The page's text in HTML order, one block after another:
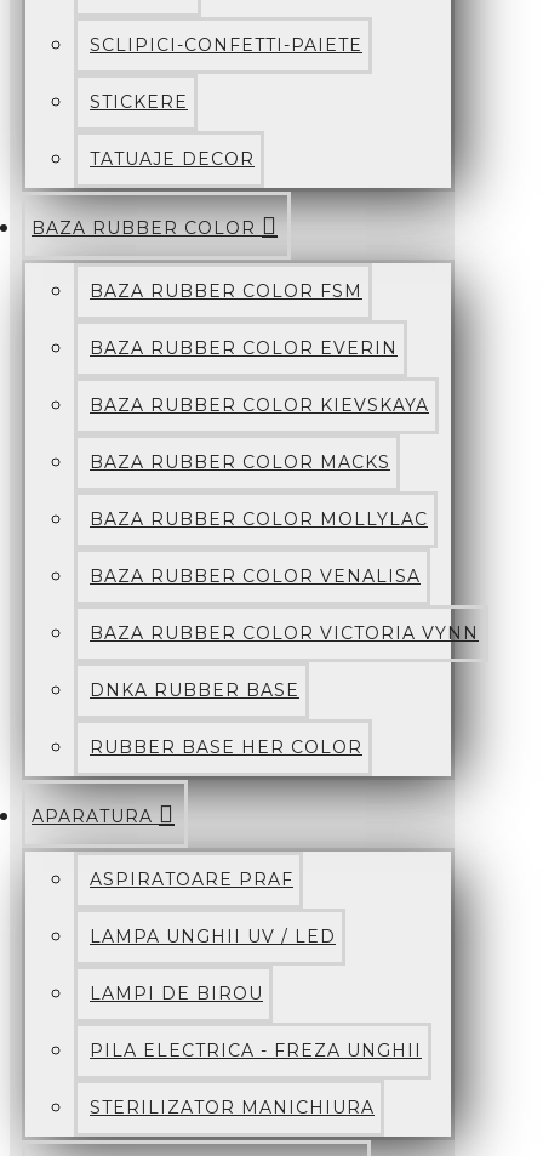
SCLIPICI-CONFETTI-PAIETE
STICKERE
TATUAJE DECOR
BAZA RUBBER COLOR
BAZA RUBBER COLOR FSM
BAZA RUBBER COLOR EVERIN
BAZA RUBBER COLOR KIEVSKAYA
BAZA RUBBER COLOR MACKS
BAZA RUBBER COLOR MOLLYLAC
BAZA RUBBER COLOR VENALISA
BAZA RUBBER COLOR VICTORIA VYNN
DNKA RUBBER BASE
RUBBER BASE HER COLOR
APARATURA
ASPIRATOARE PRAF
LAMPA UNGHII UV / LED
LAMPI DE BIROU
PILA ELECTRICA - FREZA UNGHII
STERILIZATOR MANICHIURA